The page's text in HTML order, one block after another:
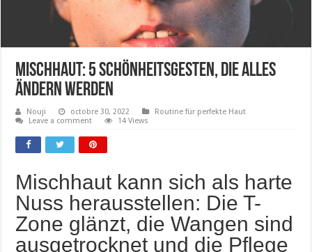
Mischhaut: 5 Schönheitsgesten, die alles
ändern werden
Nouji octobre 30, 2022
Routine für perfekte Haut
Leave a comment
14 Views
Mischhaut kann sich als harte
Nuss herausstellen: Die T-
Zone glänzt, die Wangen sind
ausgetrocknet und die Pflege